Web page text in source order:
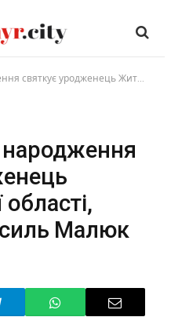
Житомирської області, голова СБУ Василь Малюк
народження
Малюк